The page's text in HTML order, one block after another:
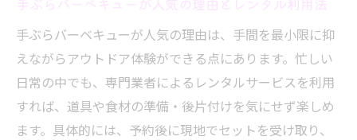
長野県で人気のてぶらバーベキュープラン
比較
アウトドア初心者でも安心なレンタルサー
ビスとは
長野県で家族や友人と手軽にてぶらバーベ
手ぶらバーベキューが人気の理由は、手間を最小限に抑
えながらアウトドア体験ができる点にあります。忙しい
日常の中でも、専門業者によるレンタルサービスを利用
すれば、道具や食材の準備・後片付けを気にせず楽しめ
ます。具体的には、予約後に現地でセットを受け取り、